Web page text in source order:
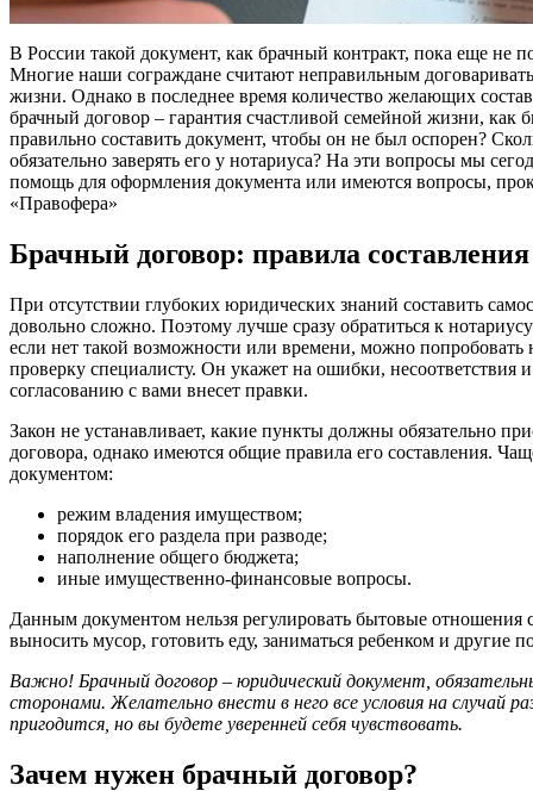
В России такой документ, как брачный контракт, пока еще не
Многие наши сограждане считают неправильным
жизни. Однако в последнее время количество желающих
брачный договор – гарантия счастливой семейной жизни, как
правильно составить документ, чтобы он не был оспорен?
обязательно заверять его у нотариуса? На эти вопросы мы
помощь для оформления документа или имеются вопросы,
«Правофера»
Брачный договор: правила составления
При отсутствии глубоких юридических знаний составить
довольно сложно. Поэтому лучше сразу обратиться к
если нет такой возможности или времени, можно попробовать
проверку специалисту. Он укажет на ошибки, несоответствия
согласованию с вами внесет правки.
Закон не устанавливает, какие пункты должны обязательно
договора, однако имеются общие правила его составления.
документом:
режим владения имуществом;
порядок его раздела при разводе;
наполнение общего бюджета;
иные имущественно-финансовые вопросы.
Данным документом нельзя регулировать бытовые отношения
выносить мусор, готовить еду, заниматься ребенком и другие
Важно! Брачный договор – юридический документ,
сторонами. Желательно внести в него все условия на случай
пригодится, но вы будете уверенней себя чувствовать.
Зачем нужен брачный договор?